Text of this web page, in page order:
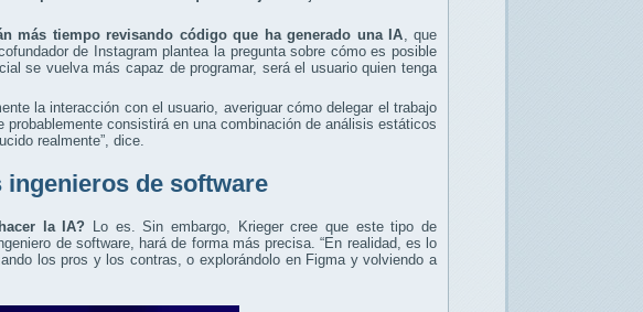
más tiempo revisando código que ha generado una IA , que
de Instagram plantea la pregunta sobre cómo es posible
se vuelva más capaz de programar, será el usuario quien tenga
la interacción con el usuario, averiguar cómo delegar el trabajo
probablemente consistirá en una combinación de análisis estáticos
realmente”, dice.
ingenieros de software
la IA? Lo es. Sin embargo, Krieger cree que este tipo de
de software, hará de forma más precisa. “En realidad, es lo
los pros y los contras, o explorándolo en Figma y volviendo a